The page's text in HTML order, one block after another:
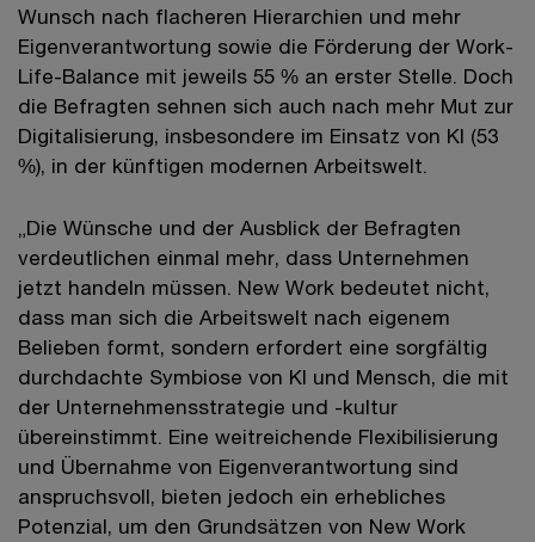
Wunsch nach flacheren Hierarchien und mehr
Eigenverantwortung sowie die Förderung der Work-
Life-Balance mit jeweils 55 % an erster Stelle. Doch
die Befragten sehnen sich auch nach mehr Mut zur
Digitalisierung, insbesondere im Einsatz von KI (53
%), in der künftigen modernen Arbeitswelt.
„Die Wünsche und der Ausblick der Befragten
verdeutlichen einmal mehr, dass Unternehmen
jetzt handeln müssen. New Work bedeutet nicht,
dass man sich die Arbeitswelt nach eigenem
Belieben formt, sondern erfordert eine sorgfältig
durchdachte Symbiose von KI und Mensch, die mit
der Unternehmensstrategie und -kultur
übereinstimmt. Eine weitreichende Flexibilisierung
und Übernahme von Eigenverantwortung sind
anspruchsvoll, bieten jedoch ein erhebliches
Potenzial, um den Grundsätzen von New Work